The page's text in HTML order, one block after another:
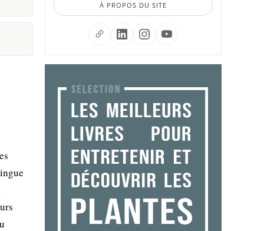
À PROPOS DU SITE